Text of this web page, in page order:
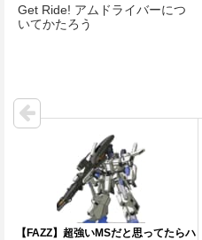
Get Ride! アムドライバーにつ
いてかたろう
【FAZZ】超強いMSだと思ってたらハ